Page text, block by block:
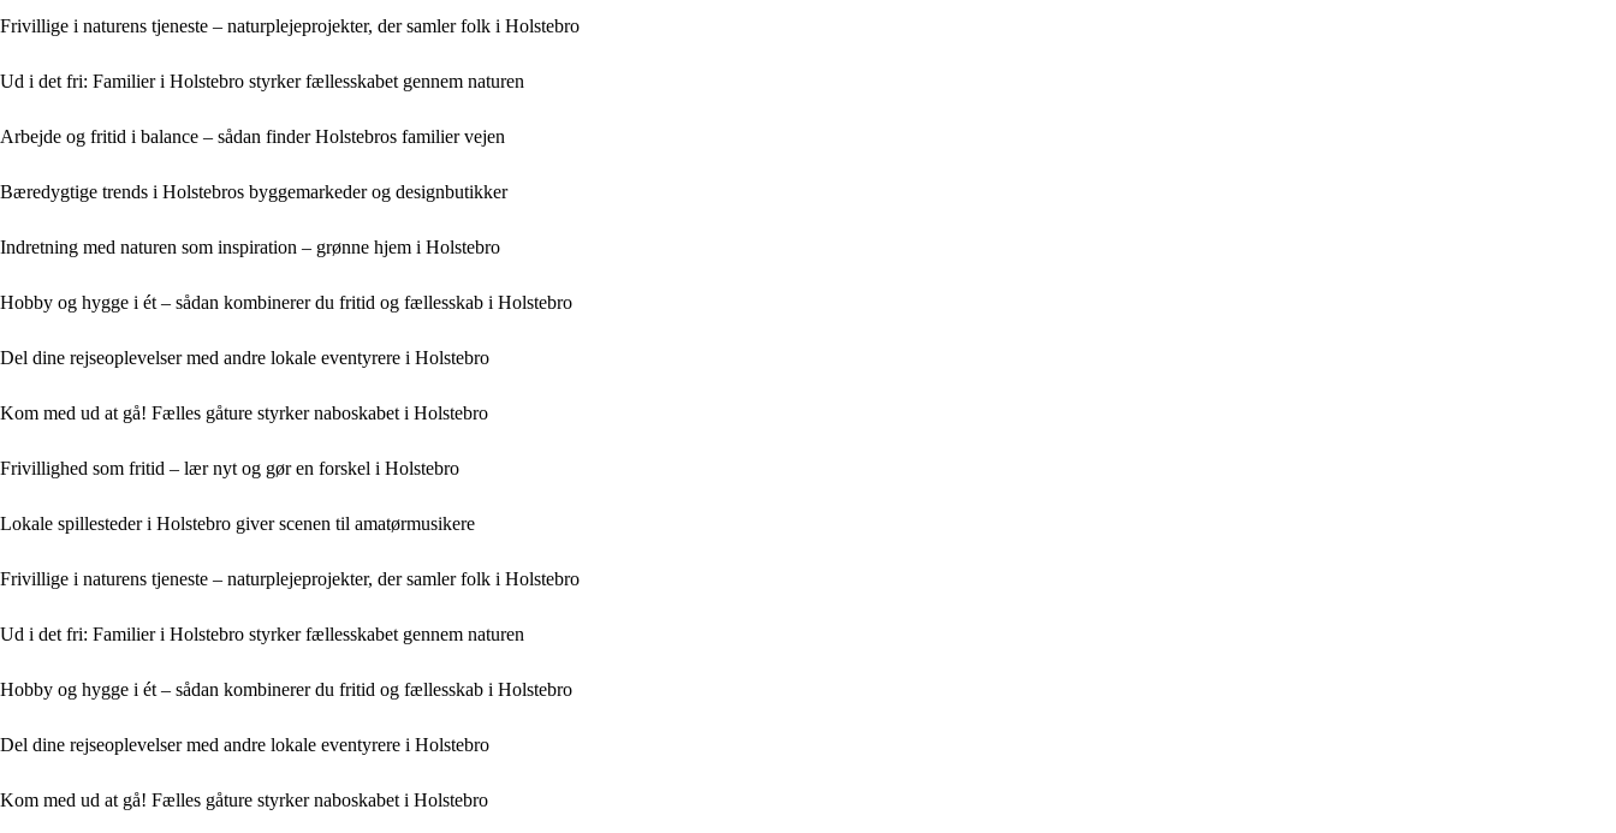
Frivillige i naturens tjeneste – naturplejeprojekter, der samler folk i Holstebro
Ud i det fri: Familier i Holstebro styrker fællesskabet gennem naturen
Arbejde og fritid i balance – sådan finder Holstebros familier vejen
Bæredygtige trends i Holstebros byggemarkeder og designbutikker
Indretning med naturen som inspiration – grønne hjem i Holstebro
Hobby og hygge i ét – sådan kombinerer du fritid og fællesskab i Holstebro
Del dine rejseoplevelser med andre lokale eventyrere i Holstebro
Kom med ud at gå! Fælles gåture styrker naboskabet i Holstebro
Frivillighed som fritid – lær nyt og gør en forskel i Holstebro
Lokale spillesteder i Holstebro giver scenen til amatørmusikere
Frivillige i naturens tjeneste – naturplejeprojekter, der samler folk i Holstebro
Ud i det fri: Familier i Holstebro styrker fællesskabet gennem naturen
Hobby og hygge i ét – sådan kombinerer du fritid og fællesskab i Holstebro
Del dine rejseoplevelser med andre lokale eventyrere i Holstebro
Kom med ud at gå! Fælles gåture styrker naboskabet i Holstebro